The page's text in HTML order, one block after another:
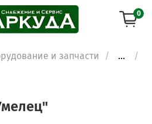
0
и запчасти
...